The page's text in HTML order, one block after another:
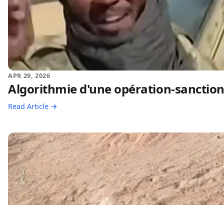
APR 29, 2026
Algorithmie d'une opération-sanction
Read Article →